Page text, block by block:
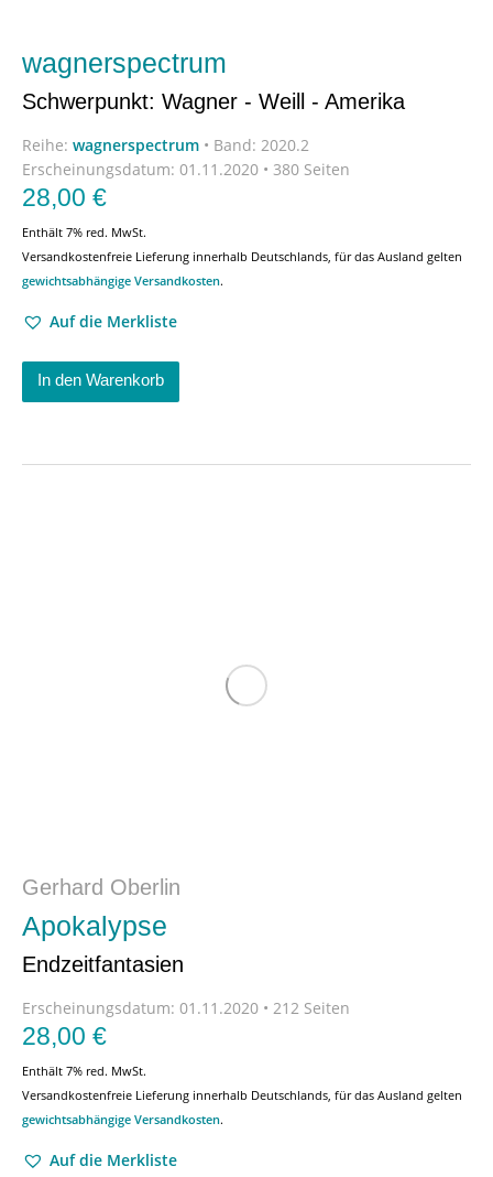
wagnerspectrum
Schwerpunkt: Wagner - Weill - Amerika
Reihe: wagnerspectrum • Band: 2020.2
Erscheinungsdatum: 01.11.2020 • 380 Seiten
28,00 €
Enthält 7% red. MwSt.
Versandkostenfreie Lieferung innerhalb Deutschlands, für das Ausland gelten
gewichtsabhängige Versandkosten.
Auf die Merkliste
In den Warenkorb
Gerhard Oberlin
Apokalypse
Endzeitfantasien
Erscheinungsdatum: 01.11.2020 • 212 Seiten
28,00 €
Enthält 7% red. MwSt.
Versandkostenfreie Lieferung innerhalb Deutschlands, für das Ausland gelten
gewichtsabhängige Versandkosten.
Auf die Merkliste